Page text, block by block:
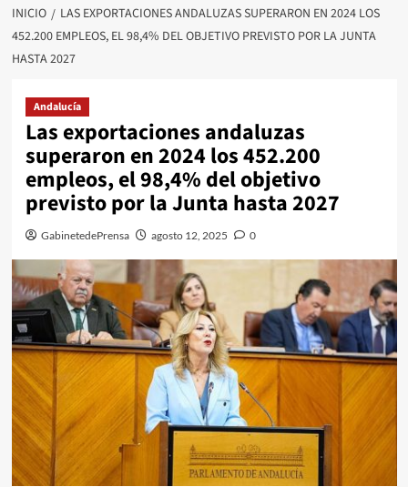
INICIO
LAS EXPORTACIONES ANDALUZAS SUPERARON EN 2024 LOS
452.200 EMPLEOS, EL 98,4% DEL OBJETIVO PREVISTO POR LA JUNTA
HASTA 2027
Andalucía
Las exportaciones andaluzas
superaron en 2024 los 452.200
empleos, el 98,4% del objetivo
previsto por la Junta hasta 2027
GabinetedePrensa agosto 12, 2025 0